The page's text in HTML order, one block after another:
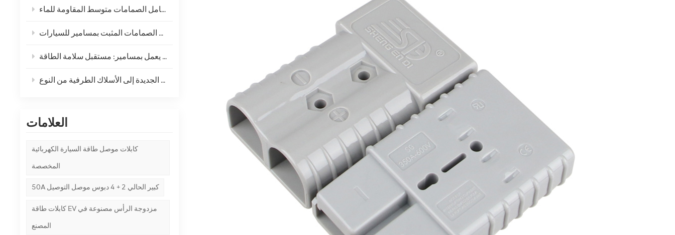
ارفع مستوى سلامة سيارتك باستخدام حامل أسلاك حامل الصمامات متوسط المقاومة للماء
تقديم حامل فتيل التوصيل المسطح الكبير عالي التيار الذي يعمل بمسامير: مستقبل سلامة الطاقة
العلامات
كابلات موصل طاقة السيارة الكهربائية
المخصصة
50A كبير الحالي 2 + 4 دبوس موصل التوصيل
كابلات طاقة EV مزدوجة الرأس مصنوعة في
المصنع